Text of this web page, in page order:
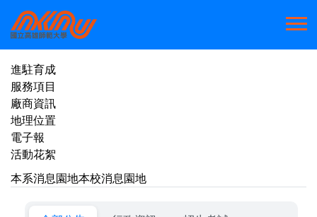
進駐育成
服務項目
廠商資訊
地理位置
電子報
活動花絮
本系消息園地本校消息園地